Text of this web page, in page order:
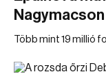
Nagymacson
Több mint 19